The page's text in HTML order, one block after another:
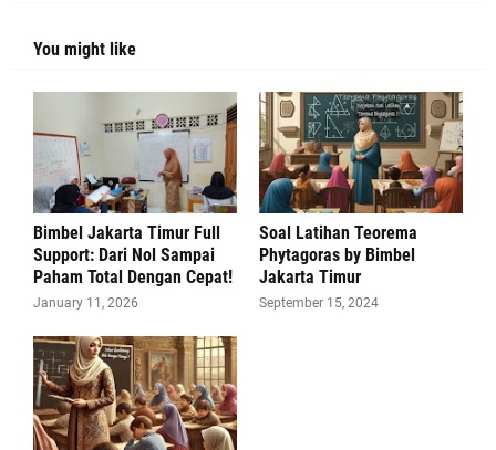
You might like
Bimbel Jakarta Timur Full
Support: Dari Nol Sampai
Paham Total Dengan Cepat!
January 11, 2026
Soal Latihan Teorema
Phytagoras by Bimbel
Jakarta Timur
September 15, 2024